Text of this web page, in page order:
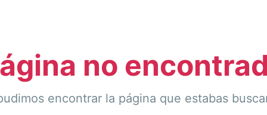
no
encontrar la página que estabas